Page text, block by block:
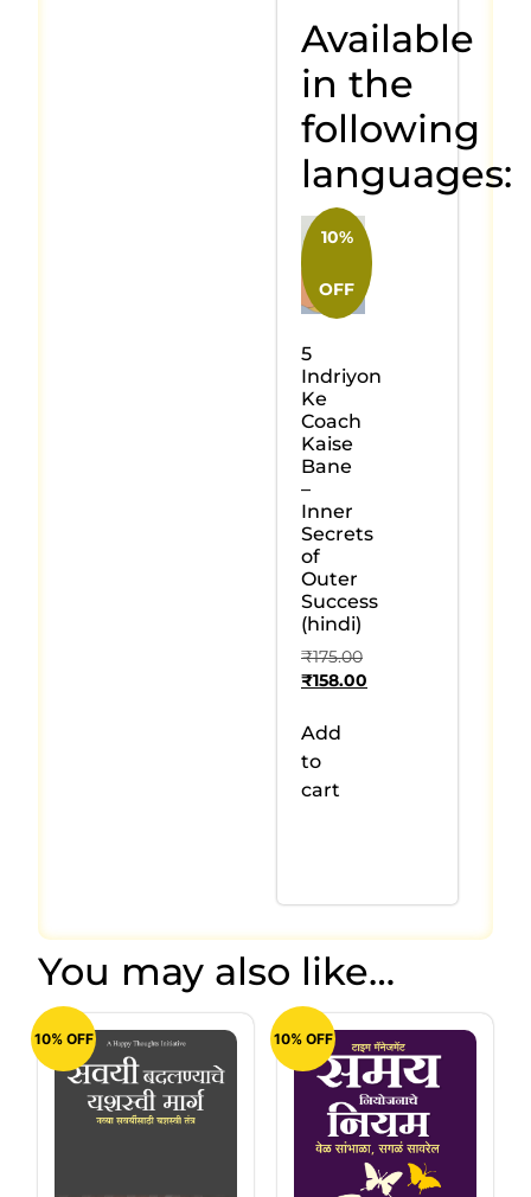
Available
in the
following
languages:
10%
OFF
5
Indriyon
Ke
Coach
Kaise
Bane
–
Inner
Secrets
of
Outer
Success
(hindi)
₹175.00
₹158.00
Add
to
cart
You may also like…
10% OFF 10% OFF